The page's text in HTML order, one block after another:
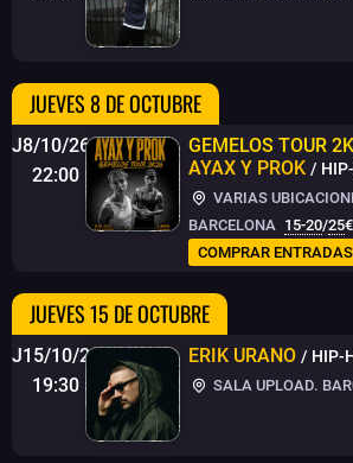
JUEVES 8 DE OCTUBRE
J8/10/26
22:00
GEMELOS TOUR
AYAX Y PROK /
VARIAS
BARCELONA 15-20/25€
COMPRAR ENTRADAS
JUEVES 15 DE OCTUBRE
J15/10/26
19:30
ERIK URANO / HIP-
SALA UPLOAD.